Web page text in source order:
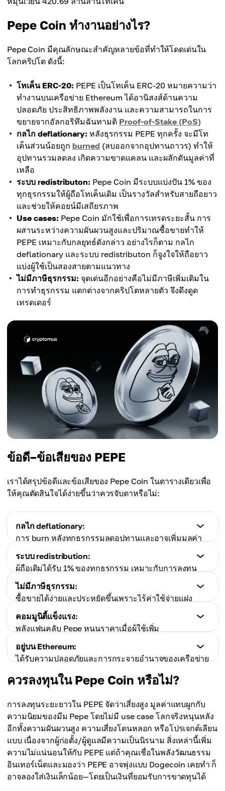
Pepe Coin ทำงานอย่างไร?
Pepe Coin มีคุณลักษณะสำคัญหลายข้อที่ทำให้โดดเด่นใน
โลกคริปโต ดังนี้:
โทเค็น ERC-20: PEPE เป็นโทเค็น ERC-20 หมายความว่า
ทำงานบนเครือข่าย Ethereum ได้อานิสงส์ด้านความ
ปลอดภัย ประสิทธิภาพพลังงาน และความสามารถในการ
ขยายจากอัลกอริทึมฉันทามติ Proof-of-Stake (PoS)
กลไก deflationary: หลังธุรกรรม PEPE ทุกครั้ง จะมีโท
เค็นส่วนน้อยถูก burned (ลบออกจากอุปทานถาวร) ทำให้
อุปทานรวมลดลง เกิดความขาดแคลน และผลักดันมูลค่าที่
เหลือ
ระบบ redistributon: Pepe Coin มีระบบแบ่งปัน 1% ของ
ทุกธุรกรรมให้ผู้ถือโทเค็นเดิม เป็นรางวัลสำหรับสายถือยาว
และช่วยให้คอยน์มีเสถียรภาพ
Use cases: Pepe Coin มักใช้เพื่อการเทรดระยะสั้น การ
ผสานระหว่างความผันผวนสูงและปริมาณซื้อขายทำให้
PEPE เหมาะกับกลยุทธ์ดังกล่าว อย่างไรก็ตาม กลไก
deflationary และระบบ redistributon ก็จูงใจให้ถือยาว
แบ่งผู้ใช้เป็นสองสายตามแนวทาง
ไม่มีภาษีธุรกรรม: จุดเด่นอีกอย่างคือไม่มีภาษีเพิ่มเติมใน
การทำธุรกรรม แตกต่างจากคริปโตหลายตัว จึงดึงดูด
เทรดเดอร์
ข้อดี–ข้อเสียของ PEPE
เราได้สรุปข้อดีและข้อเสียของ Pepe Coin ในตารางเดียวเพื่อ
ให้คุณตัดสินใจได้ง่ายขึ้นว่าควรจับตาหรือไม่:
กลไก deflationary:
การ burn หลังทุกธุรกรรมลดอุปทานและอาจเพิ่มมูลค่า
ข้อเสีย
PEPE ไม่มี use case หรือมูลค่าในโลกจริง
ระบบ redistribution:
ผู้ถือเดิมได้รับ 1% ของทุกธุรกรรม เหมาะกับการลงทุน
ระยะยาว
ความผันผวนสูง:
ในฐานะ meme coin มูลค่าขึ้นลงแรง เสี่ยงสูง
ไม่มีภาษีธุรกรรม:
ซื้อขายได้ง่ายและประหยัดขึ้นเพราะไร้ค่าใช้จ่ายแฝง
ข้อเสีย
แม้มีผู้ก่อตั้งที่รู้จัก แต่ทีมปัจจุบันไม่ชัดเจน อาจกระทบ
ความเชื่อใจ
คอมมูนิตี้แข็งแรง:
พลังแฟนคลับ Pepe หนุนราคาเมื่อผู้ใช้เพิ่ม
ข้อเสีย
เคยมีการย้ายโทเค็นก้อนใหญ่โดยไม่ชัดเจน ทำให้เกิด
คำถามเรื่องความโปร่งใส
อยู่บน Ethereum:
ได้รับความปลอดภัยและการกระจายอำนาจของเครือข่าย
Ethereum และ PoS
ความเสี่ยงโดนหลอก:
มีหลายคอยน์เลียนแบบชื่อ/ตัวย่อ คล้ายจนหลอกนักลงทุน
ได้
ควรลงทุนใน Pepe Coin หรือไม่?
การลงทุนระยะยาวใน PEPE จัดว่าเสี่ยงสูง มูลค่าแทบผูกกับ
ความนิยมของมีม Pepe โดยไม่มี use case โลกจริงหนุนหลัง
อีกทั้งความผันผวนสูง ความเสี่ยงโดนหลอก หรือโปรเจกต์เลียน
แบบ เนื่องจากผู้ก่อตั้ง/ผู้ดูแลมีความเป็นนิรนาม สิ่งเหล่านี้เพิ่ม
ความไม่แน่นอนให้กับ PEPE แต่ถ้าคุณเชื่อในพลังวัฒนธรรม
อินเทอร์เน็ตและมองว่า PEPE อาจพุ่งแบบ Dogecoin เคยทำ ก็
อาจลองใส่เงินเล็กน้อย—โดยเป็นเงินที่ยอมรับการขาดทุนได้